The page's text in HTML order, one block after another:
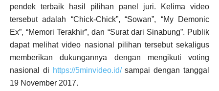
pendek terbaik hasil pilihan panel juri. Kelima video
tersebut adalah “Chick-Chick”, “Sowan”, “My Demonic
Ex”, “Memori Terakhir”, dan “Surat dari Sinabung”. Publik
dapat melihat video nasional pilihan tersebut sekaligus
memberikan dukungannya dengan mengikuti voting
nasional di https://5minvideo.id/sampai dengan tanggal
19 November 2017.